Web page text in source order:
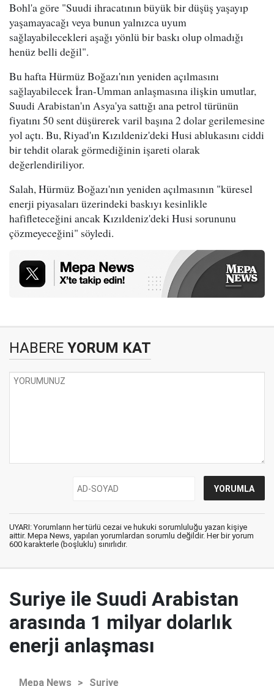
Bohl'a göre "Suudi ihracatının büyük bir düşüş yaşayıp
yaşamayacağı veya bunun yalnızca uyum
sağlayabilecekleri aşağı yönlü bir baskı olup olmadığı
henüz belli değil".
Bu hafta Hürmüz Boğazı'nın yeniden açılmasını
sağlayabilecek İran-Umman anlaşmasına ilişkin umutlar,
Suudi Arabistan'ın Asya'ya sattığı ana petrol türünün
fiyatını 50 sent düşürerek varil başına 2 dolar gerilemesine
yol açtı. Bu, Riyad'ın Kızıldeniz'deki Husi ablukasını ciddi
bir tehdit olarak görmediğinin işareti olarak
değerlendiriliyor.
Salah, Hürmüz Boğazı'nın yeniden açılmasının "küresel
enerji piyasaları üzerindeki baskıyı kesinlikle
hafifleteceğini ancak Kızıldeniz'deki Husi sorununu
çözmeyeceğini" söyledi.
HABERE YORUM KAT
UYARI: Yorumların her türlü cezai ve hukuki sorumluluğu yazan kişiye
aittir. Mepa News, yapılan yorumlardan sorumlu değildir. Her bir yorum
600 karakterle (boşluklu) sınırlıdır.
Suriye ile Suudi Arabistan
arasında 1 milyar dolarlık
enerji anlaşması
Mepa News > Suriye